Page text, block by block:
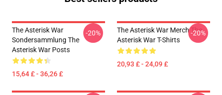
The Asterisk War
Sondersammlung The
Asterisk War Posts
15,64 £ - 36,26 £
-20%
The Asterisk War Merch The
Asterisk War T-Shirts
20,93 £ - 24,09 £
-20%